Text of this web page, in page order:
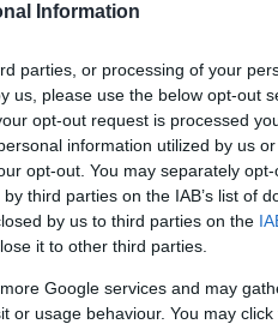
Information
parties, or processing of your
us, please use the below opt-out
opt-out request is processed
information utilized by us
opt-out. You may separately
third parties on the IAB’s list of
by us to third parties on the
it to other third parties.
Google services and may
or usage behaviour. You may
γευμάτων,
τόνισε.
αίμα καταστρέφουν
και ευνοούν τις
έτσι τη ροή
ουσιών στα
να προκαλέσει
άνοια.